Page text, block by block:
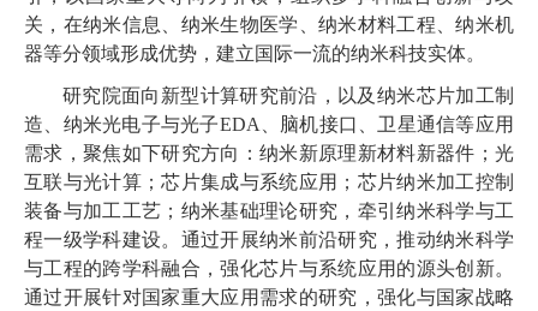
关，在纳米信息、纳米生物医学、纳米材料工程、纳米机
器等分领域形成优势，建立国际一流的纳米科技实体。
研究院面向新型计算研究前沿，以及纳米芯片加工制
造、纳米光电子与光子EDA、脑机接口、卫星通信等应用
需求，聚焦如下研究方向：纳米新原理新材料新器件；光
互联与光计算；芯片集成与系统应用；芯片纳米加工控制
装备与加工工艺；纳米基础理论研究，牵引纳米科学与工
程一级学科建设。 通过开展纳米前沿研究，推动纳米科学
与工程的跨学科融合，强化芯片与系统应用的源头创新。
通过开展针对国家重大应用需求的研究，强化与国家战略